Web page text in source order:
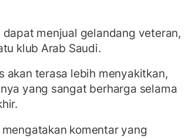
menjual gelandang veteran,
klub Arab Saudi.
akan terasa lebih menyakitkan,
yang sangat berharga selama
komentar yang